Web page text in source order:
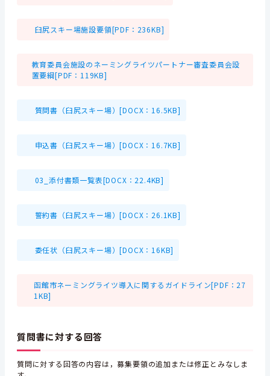
臼尻スキー場施設要領[PDF：236KB]
教育委員会施設のネーミングライツパートナー審査委員会設
置要綱[PDF：119KB]
質問書（臼尻スキー場）[DOCX：16.5KB]
申込書（臼尻スキー場）[DOCX：16.7KB]
03_添付書類一覧表[DOCX：22.4KB]
誓約書（臼尻スキー場）[DOCX：26.1KB]
委任状（臼尻スキー場）[DOCX：16KB]
函館市ネーミングライツ導入に関するガイドライン[PDF：27
1KB]
質問書に対する回答
質問に対する回答の内容は，募集要領の追加または修正とみなしま